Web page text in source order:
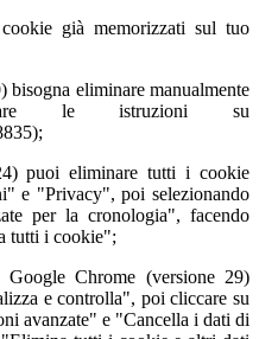
già memorizzati sul tuo
eliminare manualmente
le istruzioni su
puoi eliminare tutti i cookie
e "Privacy", poi selezionando
per la cronologia", facendo
tutti i cookie";
Chrome (versione 29)
e controlla", poi cliccare su
avanzate" e "Cancella i dati di